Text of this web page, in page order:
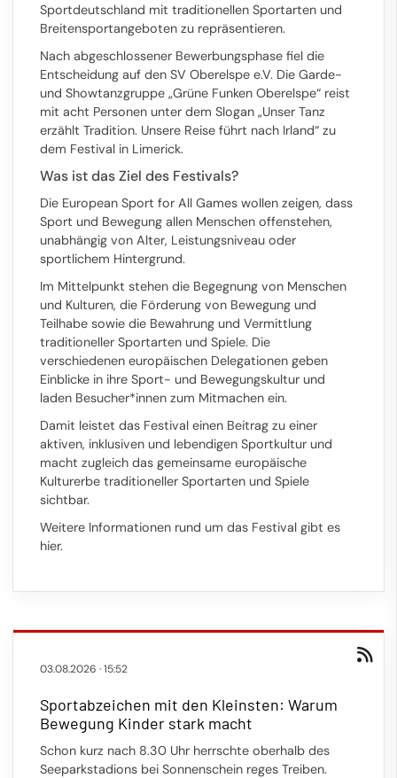
Sportdeutschland mit traditionellen Sportarten und
Breitensportangeboten zu repräsentieren.
Nach abgeschlossener Bewerbungsphase fiel die
Entscheidung auf den SV Oberelspe e.V. Die Garde-
und Showtanzgruppe „Grüne Funken Oberelspe“ reist
mit acht Personen unter dem Slogan „Unser Tanz
erzählt Tradition. Unsere Reise führt nach Irland“ zu
dem Festival in Limerick.
Was ist das Ziel des Festivals?
Die European Sport for All Games wollen zeigen, dass
Sport und Bewegung allen Menschen offenstehen,
unabhängig von Alter, Leistungsniveau oder
sportlichem Hintergrund.
Im Mittelpunkt stehen die Begegnung von Menschen
und Kulturen, die Förderung von Bewegung und
Teilhabe sowie die Bewahrung und Vermittlung
traditioneller Sportarten und Spiele. Die
verschiedenen europäischen Delegationen geben
Einblicke in ihre Sport- und Bewegungskultur und
laden Besucher*innen zum Mitmachen ein.
Damit leistet das Festival einen Beitrag zu einer
aktiven, inklusiven und lebendigen Sportkultur und
macht zugleich das gemeinsame europäische
Kulturerbe traditioneller Sportarten und Spiele
sichtbar.
Weitere Informationen rund um das Festival gibt es
hier.
03.08.2026 ·15:52
Sportabzeichen mit den Kleinsten: Warum
Bewegung Kinder stark macht
Schon kurz nach 8.30 Uhr herrschte oberhalb des
Seeparkstadions bei Sonnenschein reges Treiben.